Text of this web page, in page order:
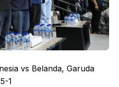
vs Belanda, Garuda
1